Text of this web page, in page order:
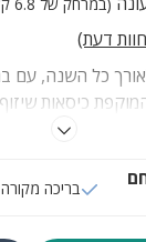
(במרחק של 6.8 ק"מ)
חוות דעת)
כל השנה, עם
כיסאות
מטופחת.
בריכה מקורה